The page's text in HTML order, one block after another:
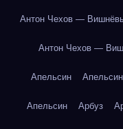
Антон Чехов —
Антон Чехов —
Апельсин Апельсин
Апельсин Арбуз